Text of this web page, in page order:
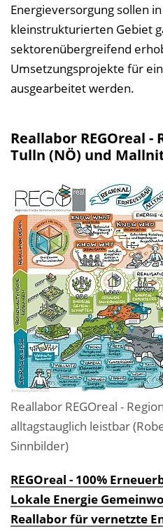
Energieversorgung sollen
kleinstrukturierten Gebiet
sektorenübergreifend
Umsetzungsprojekte für
ausgearbeitet werden.
Reallabor REGOreal -
Tulln (NÖ) und
Reallabor REGOreal -
alltagstauglich leistbar
Sinnbilder)
REGOreal - 100%
Lokale Energie
Reallabor für vernetzte